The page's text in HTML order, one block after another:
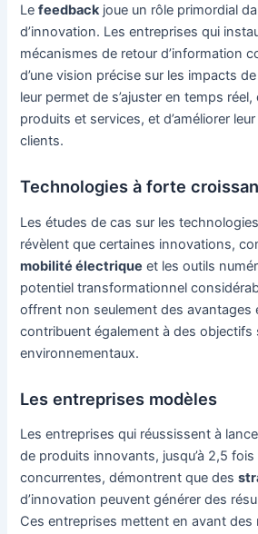
Lefeedbackjoue un rôle primordial
d’innovation. Les entreprises qui
mécanismes de retour d’information
d’une vision précise sur les impacts
leur permet de s’ajuster en temps réel,
produits et services, et d’améliorer
clients.
Technologies à forte
Les études de cas sur les
révèlent que certaines innovations,
mobilité électrique et les outils
potentiel transformationnel
offrent non seulement des avantages
contribuent également à des objectifs
environnementaux.
Les entreprises modèles
Les entreprises qui réussissent à
de produits innovants, jusqu’à 2,5 fois
concurrentes, démontrent que des
d’innovation peuvent générer des
Ces entreprises mettent en avant des